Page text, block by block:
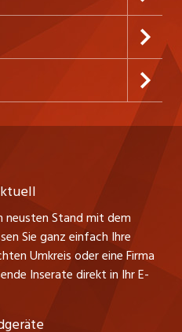
neusten Stand mit dem
Sie ganz einfach Ihre
Umkreis oder eine Firma
Inserate direkt in Ihr E-